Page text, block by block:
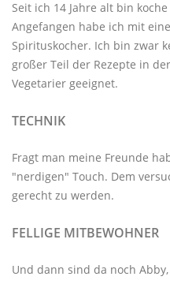
Seit ich 14 Jahre alt bin
Angefangen habe ich mit
Spirituskocher. Ich bin zwar
großer Teil der Rezepte in
Vegetarier geeignet.
TECHNIK
Fragt man meine Freunde
"nerdigen" Touch. Dem
gerecht zu werden.
FELLIGE MITBEWOHNER
Und dann sind da noch